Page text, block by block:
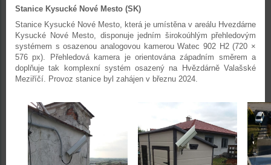
Stanice Kysucké Nové Mesto (SK)
Stanice Kysucké Nové Mesto, která je umístěna v areálu Hvezdárne
Kysucké Nové Mesto, disponuje jedním širokoúhlým přehledovým
systémem s osazenou analogovou kamerou Watec 902 H2 (720 ×
576 px). Přehledová kamera je orientována západním směrem a
doplňuje tak komplexní systém osazený na Hvězdárně Valašské
Meziříčí. Provoz stanice byl zahájen v březnu 2024.